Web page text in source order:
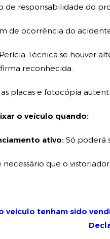
de responsabilidade do
de ocorrência do
Técnica se houver
reconhecida.
as placas e fotocópia
o veículo quando:
ativo: Só poderá
necessário que o
veículo tenham sido